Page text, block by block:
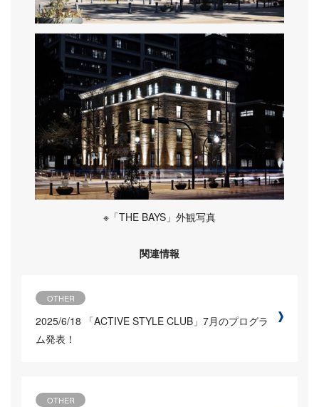
※「THE BAYS」外観写真
関連情報
OTHER
2025/6/18
「ACTIVE STYLE CLUB」7月のプログラ
ム発表！
OTHER